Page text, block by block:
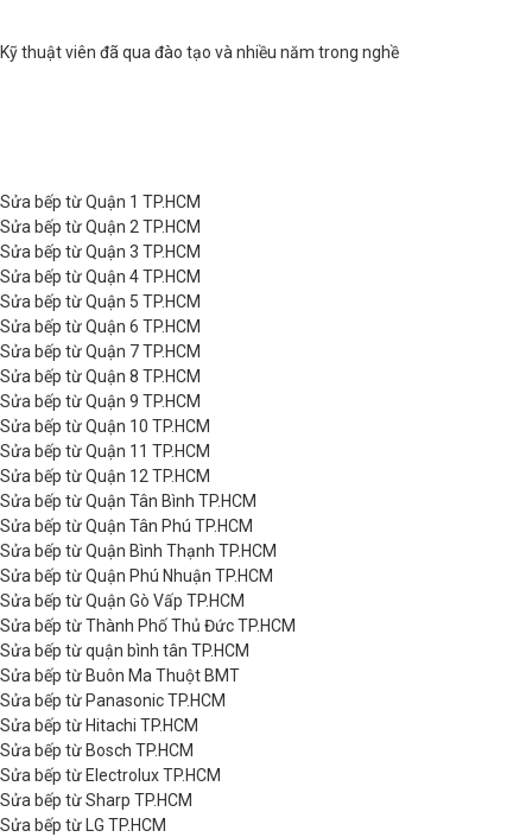
Kỹ thuật viên đã qua đào tạo và nhiều năm trong nghề
Sửa bếp từ Quận 1 TP.HCM
Sửa bếp từ Quận 2 TP.HCM
Sửa bếp từ Quận 3 TP.HCM
Sửa bếp từ Quận 4 TP.HCM
Sửa bếp từ Quận 5 TP.HCM
Sửa bếp từ Quận 6 TP.HCM
Sửa bếp từ Quận 7 TP.HCM
Sửa bếp từ Quận 8 TP.HCM
Sửa bếp từ Quận 9 TP.HCM
Sửa bếp từ Quận 10 TP.HCM
Sửa bếp từ Quận 11 TP.HCM
Sửa bếp từ Quận 12 TP.HCM
Sửa bếp từ Quận Tân Bình TP.HCM
Sửa bếp từ Quận Tân Phú TP.HCM
Sửa bếp từ Quận Bình Thạnh TP.HCM
Sửa bếp từ Quận Phú Nhuận TP.HCM
Sửa bếp từ Quận Gò Vấp TP.HCM
Sửa bếp từ Thành Phố Thủ Đức TP.HCM
Sửa bếp từ quận bình tân TP.HCM
Sửa bếp từ Buôn Ma Thuột BMT
Sửa bếp từ Panasonic TP.HCM
Sửa bếp từ Hitachi TP.HCM
Sửa bếp từ Bosch TP.HCM
Sửa bếp từ Electrolux TP.HCM
Sửa bếp từ Sharp TP.HCM
Sửa bếp từ LG TP.HCM